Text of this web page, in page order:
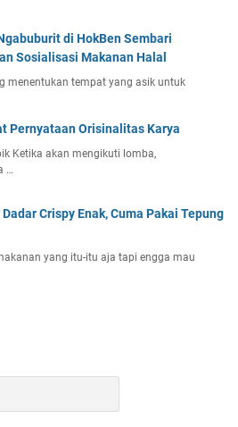
di HokBen Sembari
Sosialisasi Makanan Halal
menentukan tempat yang asik untuk
Pernyataan Orisinalitas Karya
Ketika akan mengikuti lomba,
…
Crispy Enak, Cuma Pakai Tepung
yang itu-itu aja tapi engga mau